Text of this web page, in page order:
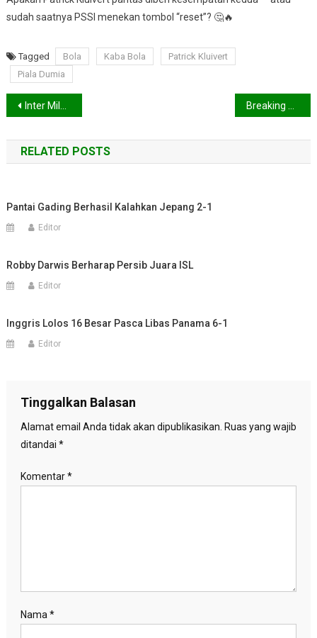
sudah saatnya PSSI menekan tombol “reset”? 🤔🔥
Tagged Bola Kaba Bola
Patrick Kluivert
Piala Dumia
Navigasi
pos
Inter Milan Siap Belanja Pemain di Januari 2026, Jay Idzes Masih Masuk Radar!
RELATED POSTS
Pantai Gading Berhasil Kalahkan Jepang 2-1
Editor
Robby Darwis Berharap Persib Juara ISL
Editor
Inggris Lolos 16 Besar Pasca Libas Panama 6-1
Editor
Tinggalkan Balasan
Alamat email Anda tidak akan dipublikasikan. Ruas yang wajib
ditandai *
Komentar*
Nama *